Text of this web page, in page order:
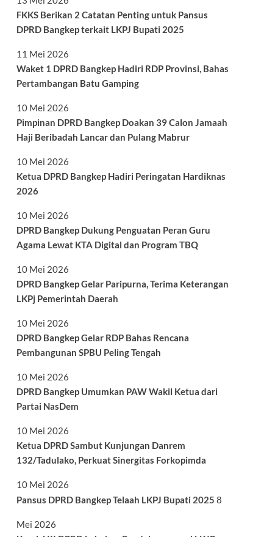
FKKS Berikan 2 Catatan Penting untuk Pansus
DPRD Bangkep terkait LKPJ Bupati 2025
11 Mei 2026
Waket 1 DPRD Bangkep Hadiri RDP Provinsi, Bahas
Pertambangan Batu Gamping
10 Mei 2026
Pimpinan DPRD Bangkep Doakan 39 Calon Jamaah
Haji Beribadah Lancar dan Pulang Mabrur
10 Mei 2026
Ketua DPRD Bangkep Hadiri Peringatan Hardiknas
2026
10 Mei 2026
DPRD Bangkep Dukung Penguatan Peran Guru
Agama Lewat KTA Digital dan Program TBQ
10 Mei 2026
DPRD Bangkep Gelar Paripurna, Terima Keterangan
LKPj Pemerintah Daerah
10 Mei 2026
DPRD Bangkep Gelar RDP Bahas Rencana
Pembangunan SPBU Peling Tengah
10 Mei 2026
DPRD Bangkep Umumkan PAW Wakil Ketua dari
Partai NasDem
10 Mei 2026
Ketua DPRD Sambut Kunjungan Danrem
132/Tadulako, Perkuat Sinergitas Forkopimda
10 Mei 2026
Pansus DPRD Bangkep Telaah LKPJ Bupati 2025 8
Mei 2026